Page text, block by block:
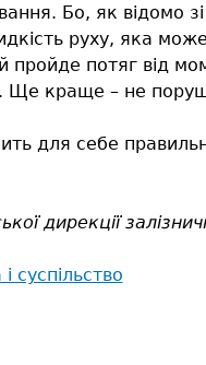
Бо, як відомо
руху, яка
пройде потяг від
Ще краще – не
для себе
дирекції
суспільство